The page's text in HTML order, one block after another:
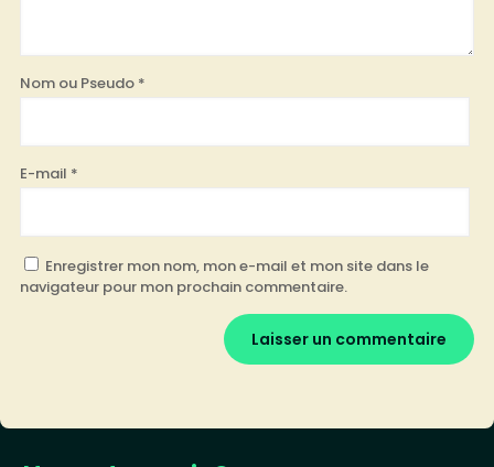
Nom ou Pseudo *
E-mail *
Enregistrer mon nom, mon e-mail et mon site dans le
navigateur pour mon prochain commentaire.